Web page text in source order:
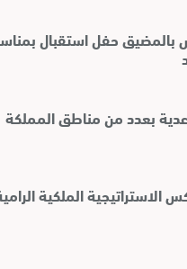
بالمضيق حفل استقبال
بعدد من مناطق المملكة
الملكية